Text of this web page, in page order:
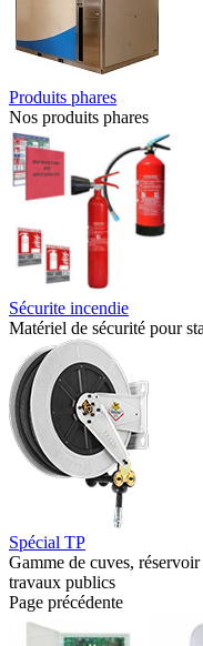
Produits phares
Nos produits phares
Sécurite incendie
Matériel de sécurité pour
Spécial TP
Gamme de cuves,
travaux publics
Page précédente